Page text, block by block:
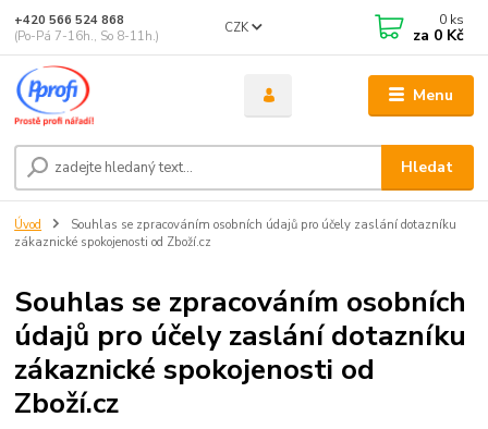
Menu
CZK
Hledat
+420 566 524 868
(Po-Pá 7-16h., So 8-11h.)
0 ks
za 0 Kč
Úvod
Souhlas se zpracováním osobních údajů pro účely zaslání dotazníku
zákaznické spokojenosti od Zboží.cz
Souhlas se zpracováním osobních
údajů pro účely zaslání dotazníku
zákaznické spokojenosti od
Zboží.cz